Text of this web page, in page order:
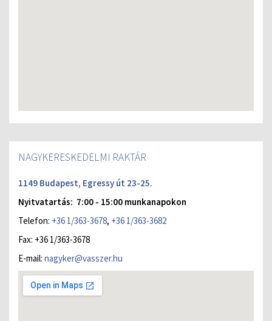
NAGYKERESKEDELMI RAKTÁR
1149 Budapest, Egressy út 23-25.
Nyitvatartás: 7:00 - 15:00 munkanapokon
Telefon: +36 1/363-3678, +36 1/363-3682
Fax: +36 1/363-3678
E-mail: nagyker@vasszer.hu